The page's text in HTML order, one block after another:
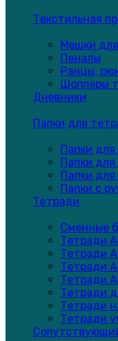
Текстильная
Мешки
Пеналы
Ранцы,
Шопперы
Дневники
Папки для
Папки
Папки
Папки
Папки с
Тетради
Сменные
Тетради
Тетради
Тетради
Тетради
Тетради
Тетради
Тетради